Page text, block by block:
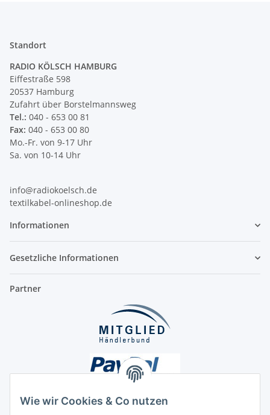
Wie wir Cookies & Co nutzen
Standort
RADIO KÖLSCH HAMBURG
Eiffestraße 598
20537 Hamburg
Zufahrt über Borstelmannsweg
Tel.: 040 - 653 00 81
Fax: 040 - 653 00 80
Mo.-Fr. von 9-17 Uhr
Sa. von 10-14 Uhr
info@radiokoelsch.de
textilkabel-onlineshop.de
Informationen
Gesetzliche Informationen
Partner